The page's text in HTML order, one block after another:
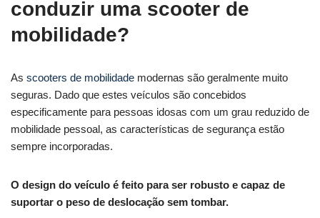
conduzir uma scooter de
mobilidade?
As scooters de mobilidade modernas são geralmente muito
seguras. Dado que estes veículos são concebidos
especificamente para pessoas idosas com um grau reduzido de
mobilidade pessoal, as características de segurança estão
sempre incorporadas.
O design do veículo é feito para ser robusto e capaz de
suportar o peso de deslocação sem tombar.